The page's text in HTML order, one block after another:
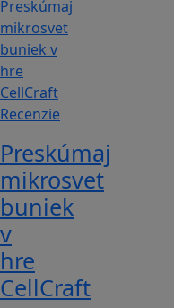
Recenzie
Preskúmaj
mikrosvet
buniek
v
hre
CellCraft